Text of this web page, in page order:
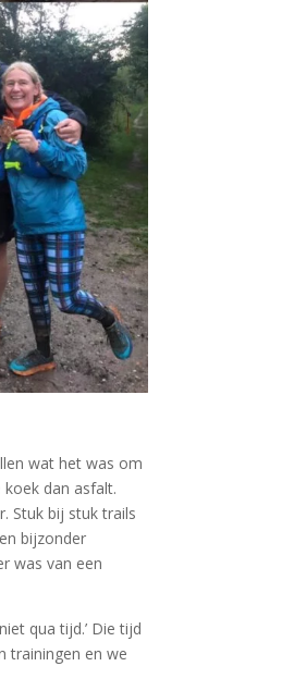
wat het was om
dan asfalt.
Stuk bij stuk trails
bijzonder
was van een
qua tijd.’ Die tijd
trainingen en we